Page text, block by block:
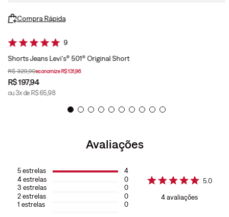
Compra Rápida
9
Shorts Jeans Levi's® 501® Original Short
R$ 329,90economizeR$131,96
R$197,94
ou3x de R$65,98
Avaliações
5estrelas
4estrelas
3 estrelas
2estrelas
1 estrelas
4
0
0
0
0
5.0
4avaliações